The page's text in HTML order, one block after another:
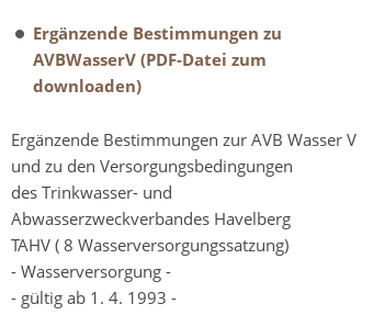
Ergänzende Bestimmungen zu
AVBWasserV (PDF-Datei zum
downloaden)
Ergänzende Bestimmungen zur AVB Wasser V
und zu den Versorgungsbedingungen
des Trinkwasser- und
Abwasserzweckverbandes Havelberg
TAHV ( 8 Wasserversorgungssatzung)
- Wasserversorgung -
- gültig ab 1. 4. 1993 -